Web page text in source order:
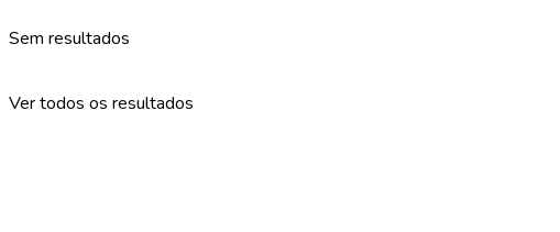
Sem resultados
Ver todos os resultados